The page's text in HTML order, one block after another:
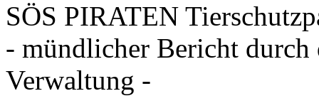
SÖS PIRATEN
- mündlicher Bericht
Verwaltung -